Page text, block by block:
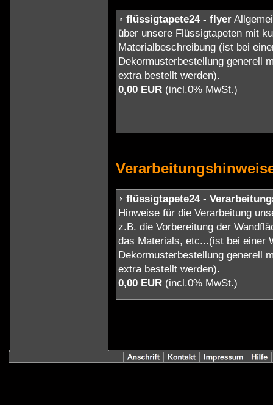
flüssigtapete24 - flyer
über unsere Flüssigtapeten mit
Materialbeschreibung (ist bei
Dekormusterbestellung generell
extra bestellt werden).
0,00 EUR (incl.0% MwSt.)
flüssigtapete24 -
Hinweise für die Verarbeitung
z.B. die Vorbereitung der
das Materials, etc...(ist bei einer
Dekormusterbestellung generell
extra bestellt werden).
0,00 EUR (incl.0% MwSt.)